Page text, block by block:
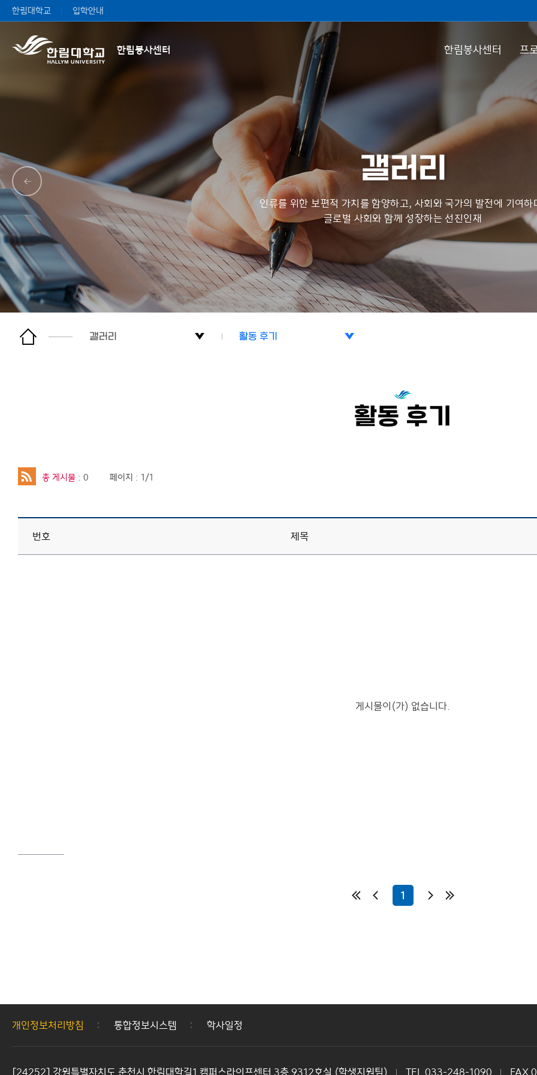
한림대학교 입학안내
한림봉사센터 한림봉사센터 프
갤러리
인류를 위한 보편적 가치를 함양하고, 사회와 국가의 발전에 기여하
글로벌 사회와 함께 성장하는 선진인재
갤러리 활동 후기
활동 후기
총 게시물 : 0 페이지 : 1/1
번호 제목
게시물이(가) 없습니다.
1
개인정보처리방침 통합정보시스템 학사일정
[24252] 강원특별자치도 춘천시 한림대학길1 캠퍼스라이프센터 3층 9312호실 (학생지원팀) TEL 033-248-1090 FAX